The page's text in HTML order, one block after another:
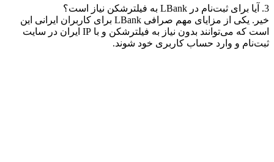
3. آیا برای ثبت‌نام در LBank به فیلترشکن نیاز است؟
خیر. یکی از مزایای مهم صرافی LBank برای کاربران ایرانی این
است که می‌توانند بدون نیاز به فیلترشکن و با IP ایران در سایت
ثبت‌نام و وارد حساب کاربری خود شوند.